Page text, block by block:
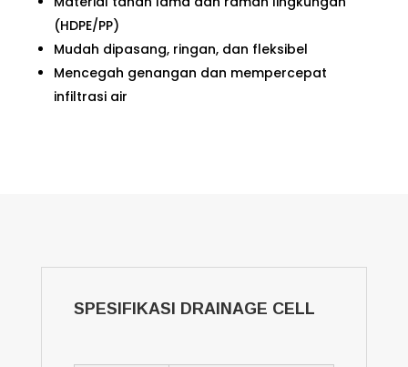
(HDPE/PP)
Mudah dipasang, ringan, dan fleksibel
Mencegah genangan dan mempercepat
infiltrasi air
SPESIFIKASI DRAINAGE CELL